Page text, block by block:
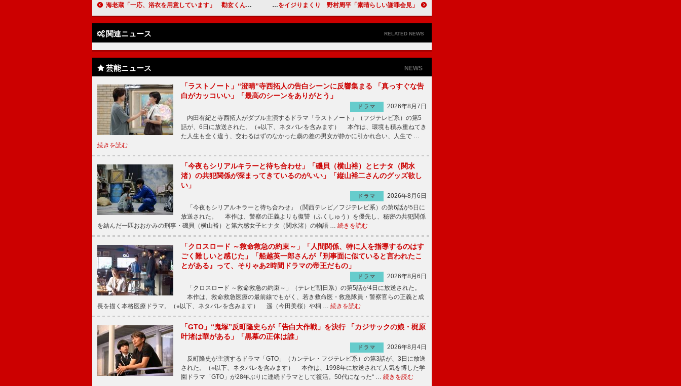
海老蔵「一応、浴衣を用意しています」 勸玄くん＆麗禾ちゃんの出演を予告 藤原竜也ら、欠席の伊藤英明をイジりまくり 野村周平「素晴らしい謝罪会見」
関連ニュース RELATED NEWS
芸能ニュース NEWS
「ラストノート」“澄晴”寺西拓人の告白シーンに反響集まる 「真っすぐな告
白がカッコいい」「最高のシーンをありがとう」
ドラマ
2026年8月7日
内田有紀と寺西拓人がダブル主演するドラマ「ラストノート」（フジテレビ系）の第5
話が、6日に放送された。（※以下、ネタバレを含みます） 本作は、環境も積み重ねてき
た人生も全く違う、交わるはずのなかった歳の差の男女が静かに引かれ合い、人生で …
続きを読む
「今夜もシリアルキラーと待ち合わせ」「磯貝（横山裕）とヒナタ（関水
渚）の共犯関係が深まってきているのがいい」「縦山裕二さんのグッズ欲し
い」
ドラマ
2026年8月6日
「今夜もシリアルキラーと待ち合わせ」（関西テレビ／フジテレビ系）の第6話が5日に
放送された。 本作は、警察の正義よりも復讐（ふくしゅう）を優先し、秘密の共犯関係
を結んだ一匹おおかみの刑事・磯貝（横山裕）と第六感女子ヒナタ（関水渚）の物語 … 続きを読む
「クロスロード ～救命救急の約束～」「人間関係、特に人を指導するのはす
ごく難しいと感じた」「船越英一郎さんが『刑事面に似ていると言われたこ
とがある』って、そりゃあ2時間ドラマの帝王だもの」
ドラマ
2026年8月6日
「クロスロード ～救命救急の約束～」（テレビ朝日系）の第5話が4日に放送された。
本作は、救命救急医療の最前線でもがく、若き救命医・救急隊員・警察官らの正義と成
長を描く本格医療ドラマ。（※以下、ネタバレを含みます） 遥（今田美桜）や桐 … 続きを読む
「GTO」“鬼塚”反町隆史らが「告白大作戦」を決行 「カジサックの娘・梶原
叶渚は華がある」「黒幕の正体は誰」
ドラマ
2026年8月4日
反町隆史が主演するドラマ「GTO」（カンテレ・フジテレビ系）の第3話が、3日に放送
された。（※以下、ネタバレを含みます） 本作は、1998年に放送されて人気を博した学
園ドラマ「GTO」が28年ぶりに連続ドラマとして復活。50代になった“ … 続きを読む